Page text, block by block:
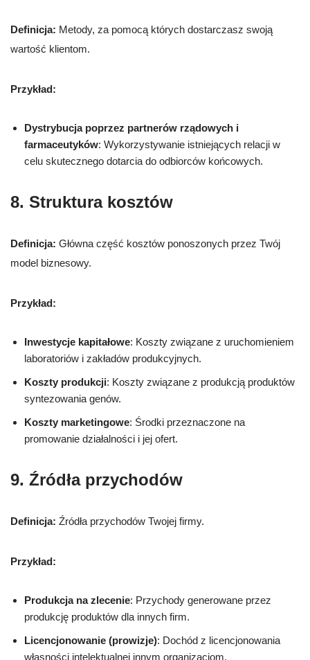
Definicja: Metody, za pomocą których dostarczasz swoją
wartość klientom.
Przykład:
Dystrybucja poprzez partnerów rządowych i
farmaceutyków: Wykorzystywanie istniejących relacji w
celu skutecznego dotarcia do odbiorców końcowych.
8. Struktura kosztów
Definicja: Główna część kosztów ponoszonych przez Twój
model biznesowy.
Przykład:
Inwestycje kapitałowe: Koszty związane z uruchomieniem
laboratoriów i zakładów produkcyjnych.
Koszty produkcji: Koszty związane z produkcją produktów
syntezowania genów.
Koszty marketingowe: Środki przeznaczone na
promowanie działalności i jej ofert.
9. Źródła przychodów
Definicja: Źródła przychodów Twojej firmy.
Przykład:
Produkcja na zlecenie: Przychody generowane przez
produkcję produktów dla innych firm.
Licencjonowanie (prowizje): Dochód z licencjonowania
własności intelektualnej innym organizacjom.